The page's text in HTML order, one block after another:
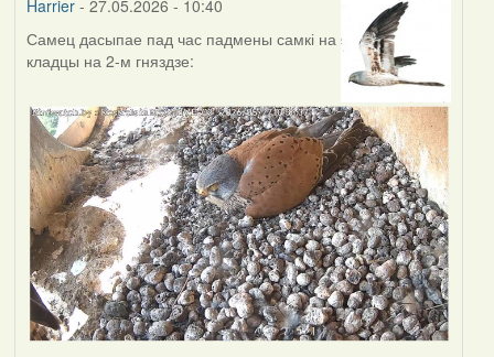
Harrier- 27.05.2026 - 10:40
Самец дасыпае пад час падмены самкі на
кладцы на 2-м гняздзе: